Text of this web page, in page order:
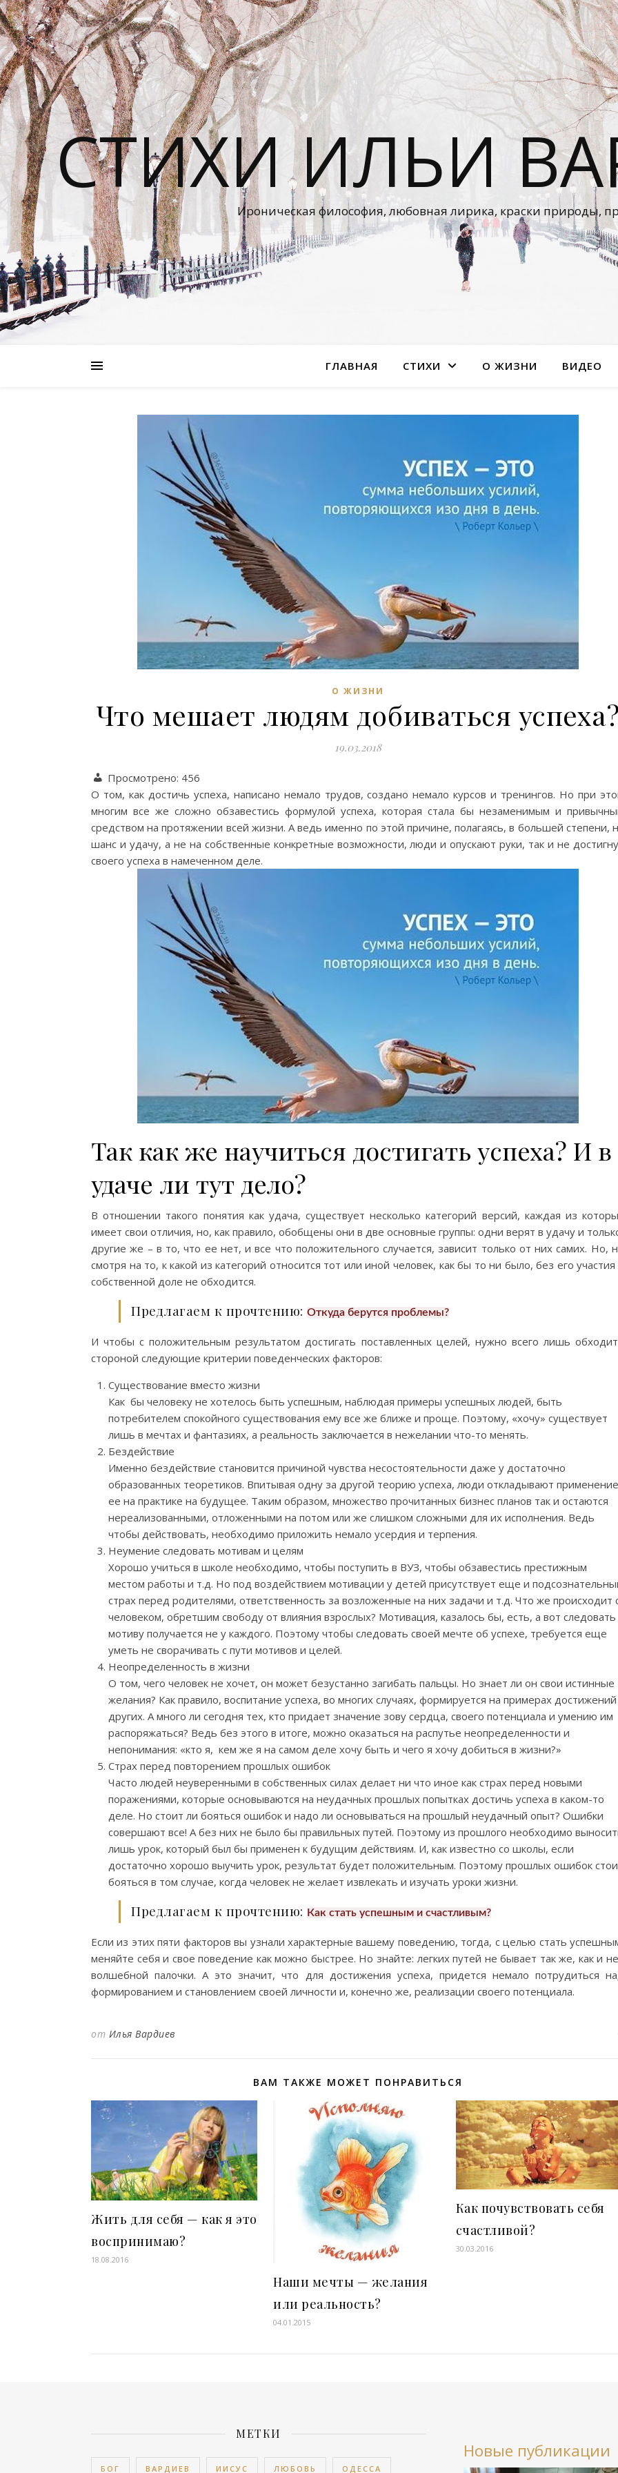
СТИХИ ИЛЬИ
Ироническая философия, любовная лирика, краски природы,
ГЛАВНАЯ СТИХИ О ЖИЗНИ ВИДЕО
О ЖИЗНИ
Что мешает людям добиваться успеха?
19.03.2018
Просмотрено: 456
О том, как достичь успеха, написано немало трудов, создано немало курсов и тренингов. Но при
многим все же сложно обзавестись формулой успеха, которая стала бы незаменимым и
средством на протяжении всей жизни. А ведь именно по этой причине, полагаясь, в большей степени,
шанс и удачу, а не на собственные конкретные возможности, люди и опускают руки, так и не
своего успеха в намеченном деле.
Так как же научиться достигать успеха? И в
удаче ли тут дело?
В отношении такого понятия как удача, существует несколько категорий версий, каждая из
имеет свои отличия, но, как правило, обобщены они в две основные группы: одни верят в удачу и
другие же – в то, что ее нет, и все что положительного случается, зависит только от них самих. Но,
смотря на то, к какой из категорий относится тот или иной человек, как бы то ни было, без его участия
собственной доле не обходится.
Предлагаем к прочтению: Откуда берутся проблемы?
И чтобы с положительным результатом достигать поставленных целей, нужно всего лишь
стороной следующие критерии поведенческих факторов:
Существование вместо жизни
Как бы человеку не хотелось быть успешным, наблюдая примеры успешных людей, быть
потребителем спокойного существования ему все же ближе и проще. Поэтому, «хочу» существует
лишь в мечтах и фантазиях, а реальность заключается в нежелании что-то менять.
Бездействие
Именно бездействие становится причиной чувства несостоятельности даже у достаточно
образованных теоретиков. Впитывая одну за другой теорию успеха, люди откладывают применение
ее на практике на будущее. Таким образом, множество прочитанных бизнес планов так и остаются
нереализованными, отложенными на потом или же слишком сложными для их исполнения. Ведь
чтобы действовать, необходимо приложить немало усердия и терпения.
Неумение следовать мотивам и целям
Хорошо учиться в школе необходимо, чтобы поступить в ВУЗ, чтобы обзавестись престижным
местом работы и т.д. Но под воздействием мотивации у детей присутствует еще и
страх перед родителями, ответственность за возложенные на них задачи и т.д. Что же происходит
человеком, обретшим свободу от влияния взрослых? Мотивация, казалось бы, есть, а вот следовать
мотиву получается не у каждого. Поэтому чтобы следовать своей мечте об успехе, требуется еще
уметь не сворачивать с пути мотивов и целей.
Неопределенность в жизни
О том, чего человек не хочет, он может безустанно загибать пальцы. Но знает ли он свои истинные
желания? Как правило, воспитание успеха, во многих случаях, формируется на примерах достижений
других. А много ли сегодня тех, кто придает значение зову сердца, своего потенциала и умению им
распоряжаться? Ведь без этого в итоге, можно оказаться на распутье неопределенности и
непонимания: «кто я, кем же я на самом деле хочу быть и чего я хочу добиться в жизни?»
Страх перед повторением прошлых ошибок
Часто людей неуверенными в собственных силах делает ни что иное как страх перед новыми
поражениями, которые основываются на неудачных прошлых попытках достичь успеха в каком-то
деле. Но стоит ли бояться ошибок и надо ли основываться на прошлый неудачный опыт? Ошибки
совершают все! А без них не было бы правильных путей. Поэтому из прошлого необходимо
лишь урок, который был бы применен к будущим действиям. И, как известно со школы, если
достаточно хорошо выучить урок, результат будет положительным. Поэтому прошлых ошибок
бояться в том случае, когда человек не желает извлекать и изучать уроки жизни.
Предлагаем к прочтению: Как стать успешным и счастливым?
Если из этих пяти факторов вы узнали характерные вашему поведению, тогда, с целью стать
меняйте себя и свое поведение как можно быстрее. Но знайте: легких путей не бывает так же, как и
волшебной палочки. А это значит, что для достижения успеха, придется немало потрудиться
формированием и становлением своей личности и, конечно же, реализации своего потенциала.
от Илья Вардиев
ВАМ ТАКЖЕ МОЖЕТ ПОНРАВИТЬСЯ
Жить для себя — как я это
воспринимаю?
18.08.2016
Наши мечты — желания
или реальность?
04.01.2015
Как почувствовать себя
счастливой?
30.03.2016
МЕТКИ
БОГ ВАРДИЕВ ИИСУС ЛЮБОВЬ ОДЕССА
Новые публикации